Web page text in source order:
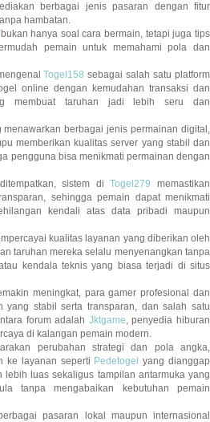
berbagai jenis pasaran dengan fitur
hambatan.
bukan hanya soal cara bermain, tetapi juga tips
pemain untuk memahami pola dan
Togel158 sebagai salah satu platform
online dengan kemudahan transaksi dan
membuat taruhan jadi lebih seru dan
berbagai jenis permainan digital,
memberikan kualitas server yang stabil dan
pengguna bisa menikmati permainan dengan
sistem diTogel279 memastikan
sehingga pemain dapat menikmati
kendali atas data pribadi maupun
kualitas layanan yang diberikan oleh
taruhan mereka selalu menyenangkan tanpa
kendala teknis yang biasa terjadi di situs
meningkat, para gamer profesional dan
yang stabil serta transparan, dan salah satu
forum adalah Jktgame, penyedia hiburan
di kalangan pemain modern.
perubahan strategi dan pola angka,
ke layanan seperti Pedetogel
yang dianggap
lebih luas sekaligus tampilan antarmuka yang
tanpa mengabaikan kebutuhan pemain
pasaran lokal maupun internasional